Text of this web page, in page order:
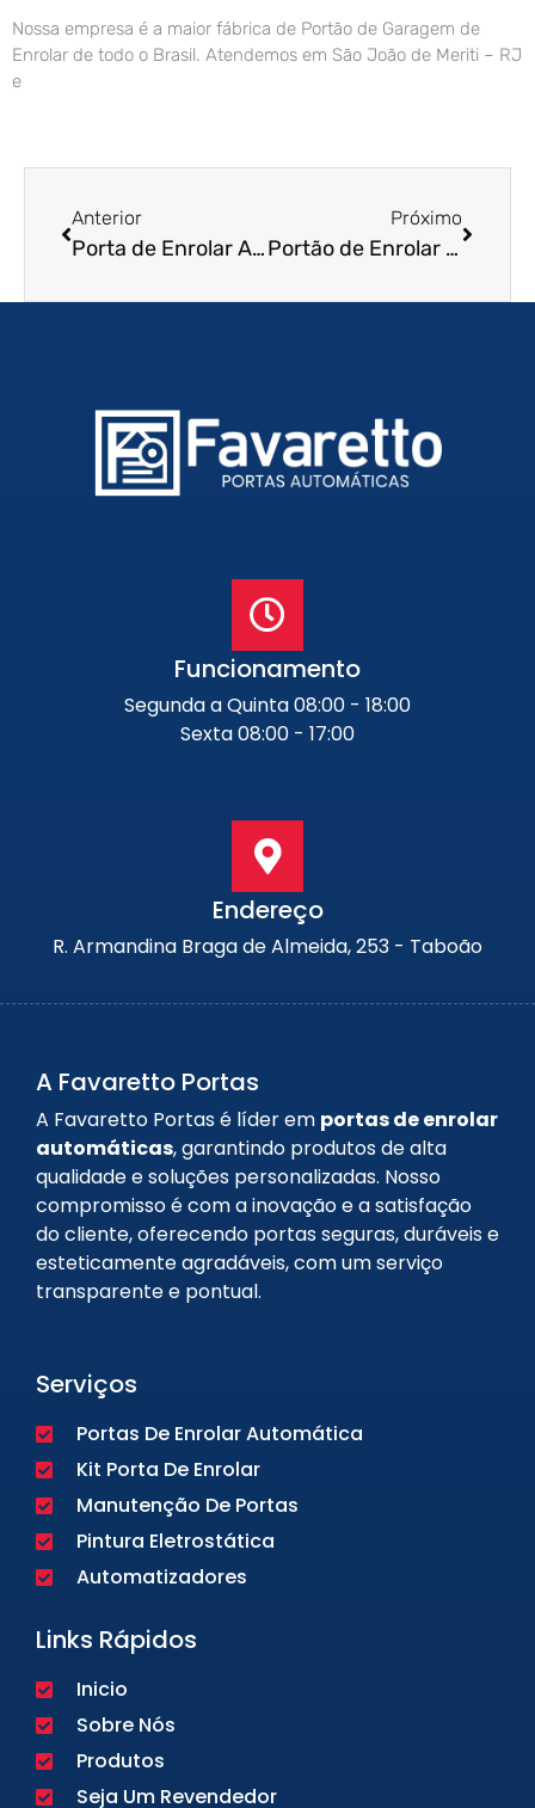
Nossa empresa é a maior fábrica de Portão de Garagem de
Enrolar de todo o Brasil. Atendemos em São João de Meriti – RJ
e
Anterior
Porta de Enrolar Automática em Vitória – ES
Próximo
Portão de Enrolar Automático em Itanhaem – SP
Funcionamento
Segunda a Quinta 08:00 - 18:00
Sexta 08:00 - 17:00
Endereço
R. Armandina Braga de Almeida, 253 - Taboão
A Favaretto Portas
A Favaretto Portas é líder em portas de enrolar
automáticas, garantindo produtos de alta
qualidade e soluções personalizadas. Nosso
compromisso é com a inovação e a satisfação
do cliente, oferecendo portas seguras, duráveis e
esteticamente agradáveis, com um serviço
transparente e pontual.
Serviços
Portas De Enrolar Automática
Kit Porta De Enrolar
Manutenção De Portas
Pintura Eletrostática
Automatizadores
Links Rápidos
Inicio
Sobre Nós
Produtos
Seja Um Revendedor